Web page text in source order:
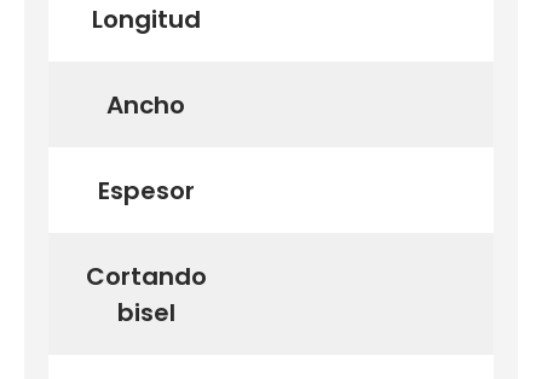
Longitud
Ancho
Espesor
Cortando
bisel